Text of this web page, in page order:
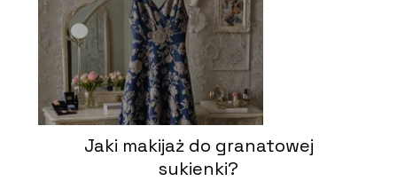
Jaki makijaż do granatowej
sukienki?